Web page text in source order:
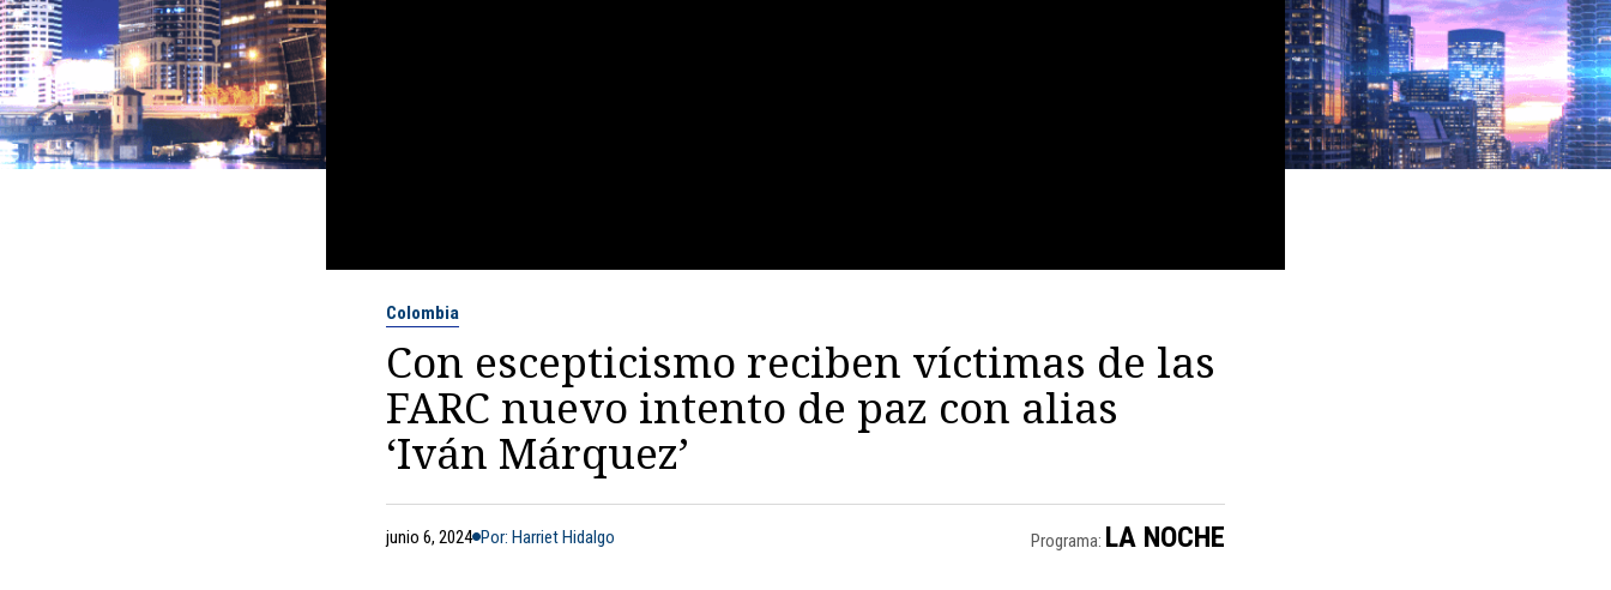
Colombia
Con escepticismo reciben víctimas de las
FARC nuevo intento de paz con alias
‘Iván Márquez’
junio 6, 2024 Por: Harriet Hidalgo Programa: LA NOCHE